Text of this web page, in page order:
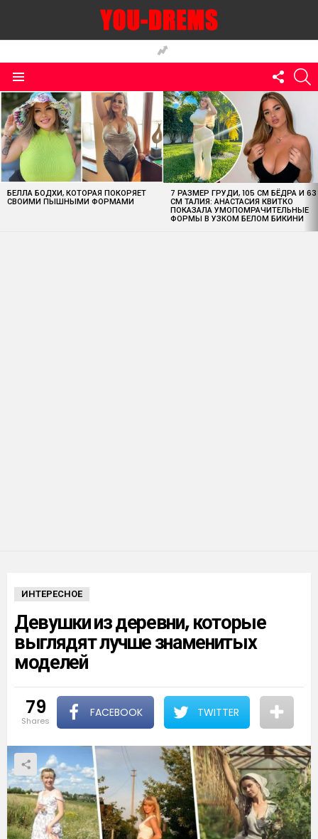
US
MOST
VIEWED
STORIES
БЕЛЛА БОДХИ, КОТОРАЯ ПОКОРЯЕТ
СВОИМИ ПЫШНЫМИ ФОРМАМИ
7 РАЗМЕР ГРУДИ, 105 СМ БЁДРА И 63
СМ ТАЛИЯ: АНАСТАСИЯ КВИТКО
ПОКАЗАЛА УМОПОМРАЧИТЕЛЬНЫЕ
ФОРМЫ В УЗКОМ БЕЛОМ БИКИНИ
ИНТЕРЕСНОЕ
Девушки из деревни, которые
выглядят лучше знаменитых
моделей
79
shares
FACEBOOK TWITTER